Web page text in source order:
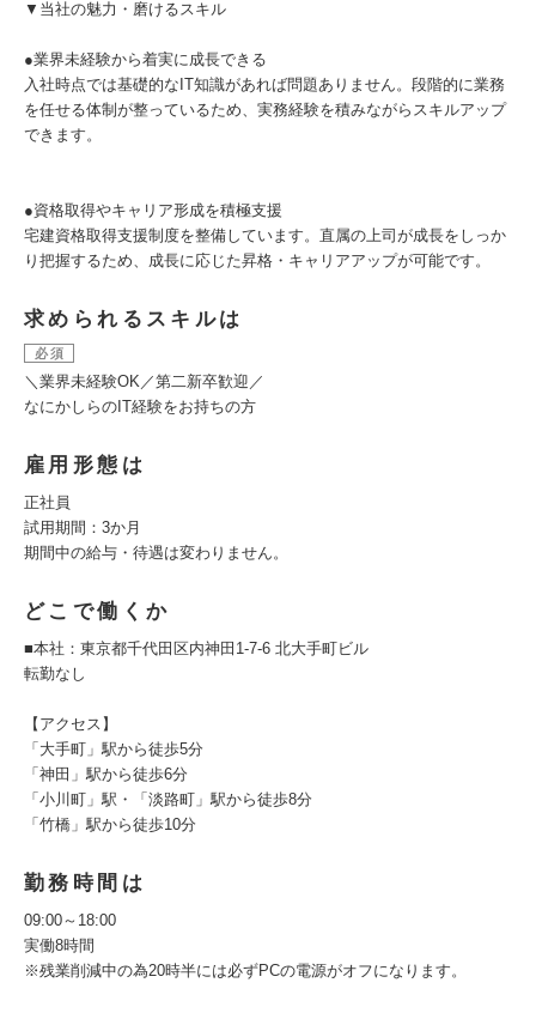
▼当社の魅力・磨けるスキル
●業界未経験から着実に成長できる
入社時点では基礎的なIT知識があれば問題ありません。段階的に業務
を任せる体制が整っているため、実務経験を積みながらスキルアップ
できます。
●資格取得やキャリア形成を積極支援
宅建資格取得支援制度を整備しています。直属の上司が成長をしっか
り把握するため、成長に応じた昇格・キャリアアップが可能です。
求められるスキルは
必須
＼業界未経験OK／第二新卒歓迎／
なにかしらのIT経験をお持ちの方
雇用形態は
正社員
試用期間：3か月
期間中の給与・待遇は変わりません。
どこで働くか
■本社：東京都千代田区内神田1‐7‐6 北大手町ビル
転勤なし
【アクセス】
「大手町」駅から徒歩5分
「神田」駅から徒歩6分
「小川町」駅・「淡路町」駅から徒歩8分
「竹橋」駅から徒歩10分
勤務時間は
09:00～18:00
実働8時間
※残業削減中の為20時半には必ずPCの電源がオフになります。